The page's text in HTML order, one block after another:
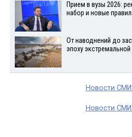
Прием в вузы 2026:
набор и новые
От наводнений до
эпоху
Новости
Новости